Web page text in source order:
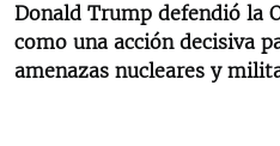
LOS SANTOS DE HIALEAH
DESINFORMACIÓN RUSA EN
Donald Trump defendió la
como una acción decisiva
amenazas nucleares y